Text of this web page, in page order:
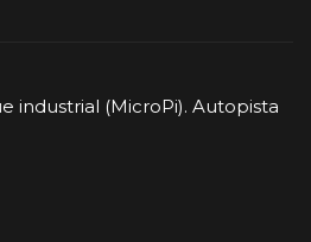
industrial (MicroPi). Autopista